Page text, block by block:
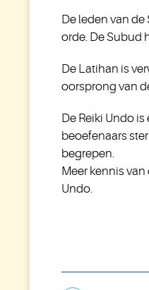
De leden van
orde. De Subud
De Latihan is
oorsprong van
De Reiki Undo
beoefenaars
begrepen.
Meer kennis
Undo.